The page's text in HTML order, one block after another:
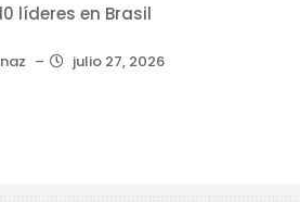
líderes en Brasil
– julio 27, 2026